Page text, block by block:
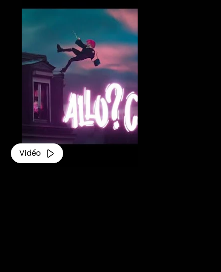
par des nappes toxiques
se faire engloutir
ne sait plus comment on
c’est ok. Il est trop tard
ne reste plus qu’à danser.
Vidéo